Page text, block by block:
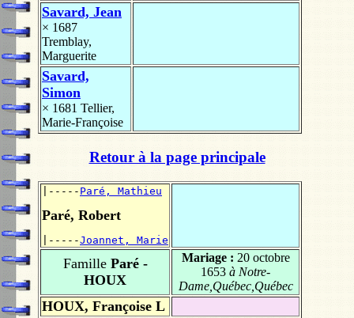
Savard, Jean
× 1687
Tremblay,
Marguerite
Savard,
Simon
× 1681 Tellier,
Marie-Françoise
Retour à la page principale
|----- Paré, Mathieu
Paré, Robert
|-----Joannet, Marie
FamilleParé -
HOUX
Mariage : 20 octobre
1653 à Notre-
Dame,Québec,Québec
HOUX, Françoise L